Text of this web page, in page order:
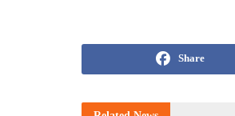
Share